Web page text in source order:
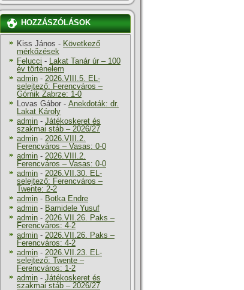
HOZZÁSZÓLÁSOK
Kiss János - Következő
mérkőzések
Felucci - Lakat Tanár úr – 100
év történelem
admin - 2026.VIII.5. EL-
selejtező: Ferencváros –
Górnik Zabrze: 1-0
Lovas Gábor - Anekdoták: dr.
Lakat Károly
admin - Játékoskeret és
szakmai stáb – 2026/27
admin - 2026.VIII.2.
Ferencváros – Vasas: 0-0
admin - 2026.VIII.2.
Ferencváros – Vasas: 0-0
admin - 2026.VII.30. EL-
selejtező: Ferencváros –
Twente: 2-2
admin - Botka Endre
admin - Bamidele Yusuf
admin - 2026.VII.26. Paks –
Ferencváros: 4-2
admin - 2026.VII.26. Paks –
Ferencváros: 4-2
admin - 2026.VII.23. EL-
selejtező: Twente –
Ferencváros: 1-2
admin - Játékoskeret és
szakmai stáb – 2026/27